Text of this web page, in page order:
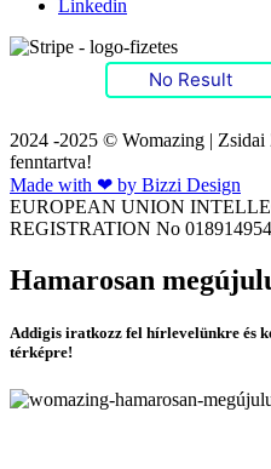
Linkedin
No Result
2024 -2025 © Womazing |
fenntartva!
Made with ❤ by Bizzi Design
EUROPEAN UNION
REGISTRATION No 018914954
Hamarosan
Addigis iratkozz fel hírlevelünkre és
térképre!